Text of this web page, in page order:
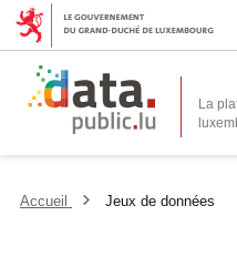
La
Accueil Jeux de données